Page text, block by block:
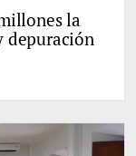
la
depuración